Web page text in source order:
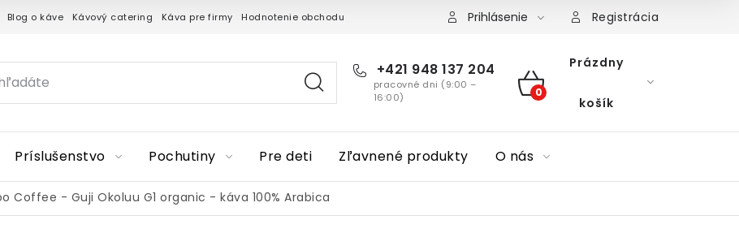
Blog o káve Kávový catering Káva pre firmy Hodnotenie obchodu Prihlásenie Registrácia
+421 948 137 204
pracovné dni (9:00 –
16:00)
NÁKUPNÝ
Prázdny
košík
Príslušenstvo Pochutiny Pre deti Zľavnené produkty O nás
Coffee - Guji Okoluu G1 organic - káva 100% Arabica